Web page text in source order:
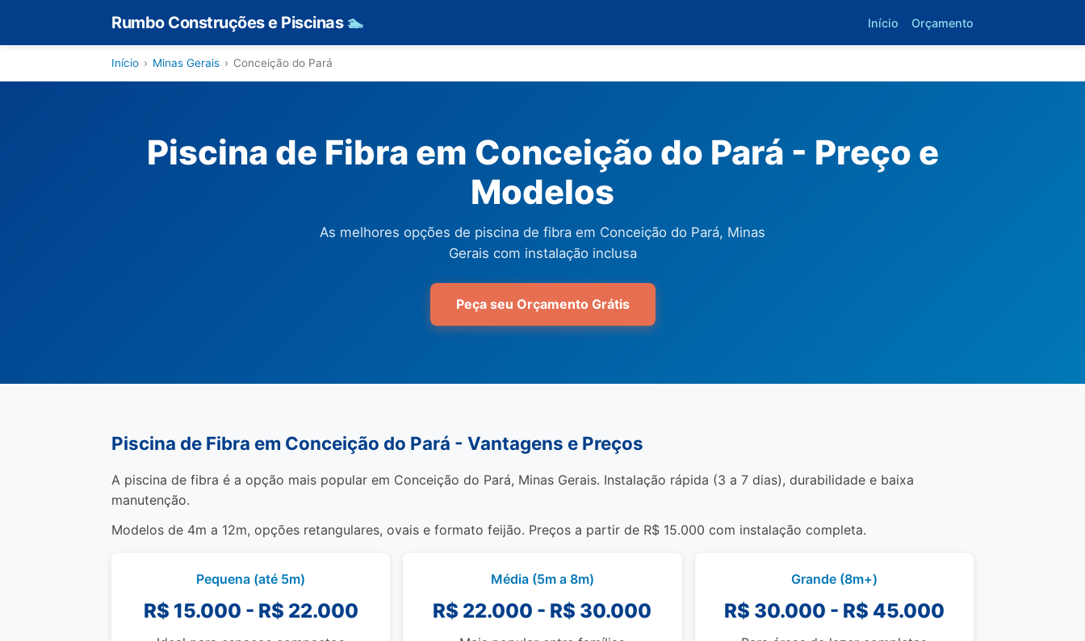
Rumbo Construções e Piscinas 🏊 Início Orçamento
Início › Minas Gerais › Conceição do Pará
Piscina de Fibra em Conceição do Pará - Preço e
Modelos
As melhores opções de piscina de fibra em Conceição do Pará, Minas
Gerais com instalação inclusa
Peça seu Orçamento Grátis
Piscina de Fibra em Conceição do Pará - Vantagens e Preços
A piscina de fibra é a opção mais popular em Conceição do Pará, Minas Gerais. Instalação rápida (3 a 7 dias), durabilidade e baixa
manutenção.
Modelos de 4m a 12m, opções retangulares, ovais e formato feijão. Preços a partir de R$ 15.000 com instalação completa.
Pequena (até 5m)
R$ 15.000 - R$ 22.000
Média (5m a 8m)
R$ 22.000 - R$ 30.000
Grande (8m+)
R$ 30.000 - R$ 45.000